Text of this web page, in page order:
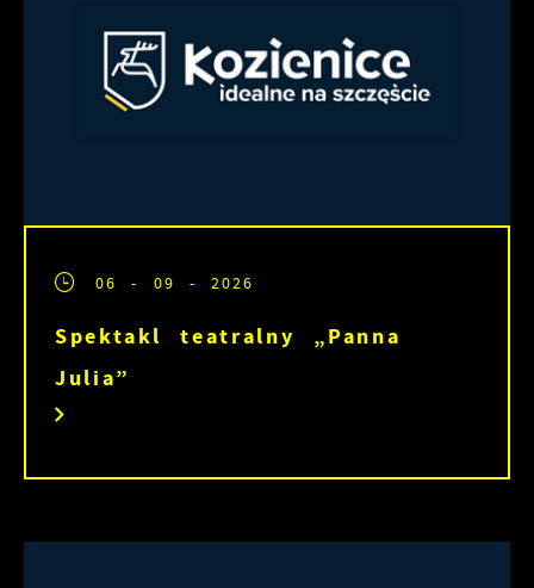
06 - 09 - 2026
Spektakl teatralny „Panna
Julia”